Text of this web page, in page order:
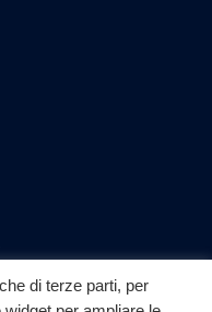
di terze parti, per